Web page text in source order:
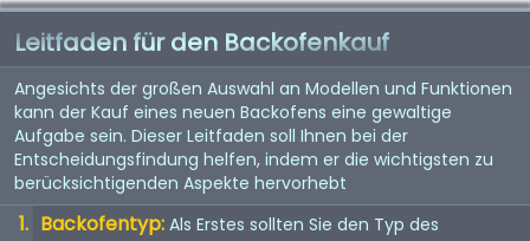
Leitfaden für den Backofenkauf
Angesichts der großen Auswahl an Modellen und Funktionen
kann der Kauf eines neuen Backofens eine gewaltige
Aufgabe sein. Dieser Leitfaden soll Ihnen bei der
Entscheidungsfindung helfen, indem er die wichtigsten zu
berücksichtigenden Aspekte hervorhebt
Backofentyp: Als Erstes sollten Sie den Typ des